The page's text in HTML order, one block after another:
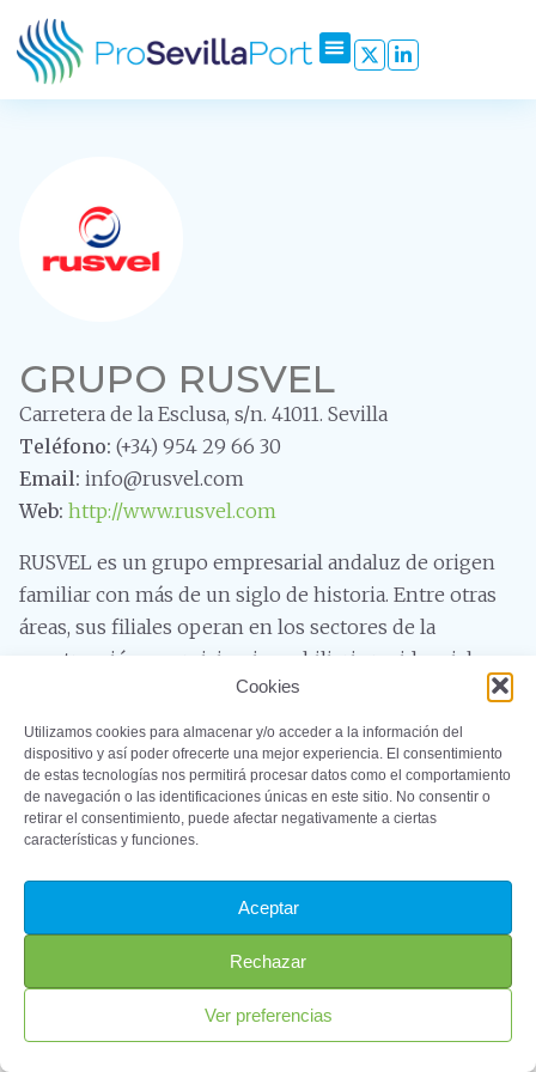
Cookies
Utilizamos cookies para almacenar y/o acceder a la información del
dispositivo y así poder ofrecerte una mejor experiencia. El consentimiento
de estas tecnologías nos permitirá procesar datos como el comportamiento
de navegación o las identificaciones únicas en este sitio. No consentir o
retirar el consentimiento, puede afectar negativamente a ciertas
características y funciones.
Aceptar
Rechazar
Ver preferencias
GRUPO RUSVEL
Carretera de la Esclusa, s/n. 41011. Sevilla
Teléfono: (+34) 954 29 66 30
Email: info@rusvel.com
Web: http://www.rusvel.com
RUSVEL es un grupo empresarial andaluz de origen
familiar con más de un siglo de historia. Entre otras
áreas, sus filiales operan en los sectores de la
construcción y servicios; inmobiliaria residencial y
comercial; obras hidráulicas y montajes industriales;
medio ambiente y bioresiduos; generación eólica; y
ayuda a dependientes. Actualmente, cuenta con una
plantilla de 350 personas.
©2023 – ProSevillaPort. Todos los derechos reservados